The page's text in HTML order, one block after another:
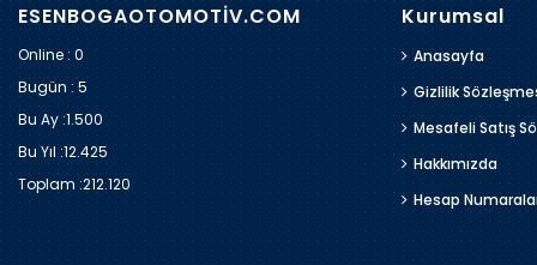
ESENBOGAOTOMOTİV.COM
Online : 0
Bugün :5
Bu Ay :1.500
Bu Yıl :12.425
Toplam :212.120
Kurumsal
Anasayfa
Gizlilik
Mesafeli Satış
Hakkımızda
Hesap